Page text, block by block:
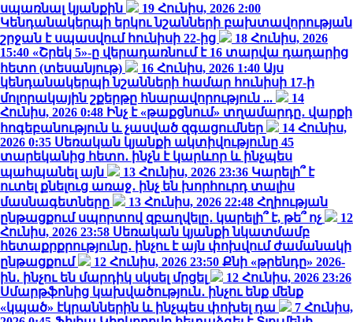
սպառնալ կյանքին
19 Հունիս, 2026 2:00
Կենդանակերպի երկու նշանների բախտավորության
շրջան է սպասվում հունիսի 22-ից
18 Հունիս, 2026
15:40 «Շրեկ 5»-ը վերադառնում է 16 տարվա դադարից
հետո (տեսանյութ)
16 Հունիս, 2026 1:40 Այս
կենդանակերպի նշանների համար հունիսի 17-ի
մոլորակային շքերթը հնարավորություն ...
14
Հունիս, 2026 0:48 Ինչ է «թաքցնում» տղամարդը․ վարքի
հոգեբանություն և չասված զգացումներ
14 Հունիս,
2026 0:35 Սեռական կյանքի ակտիվությունը 45
տարեկանից հետո․ ինչն է կարևոր և ինչպես
պահպանել այն
13 Հունիս, 2026 23:36 Կարելի՞ է
ուտել քնելուց առաջ․ ինչ են խորհուրդ տալիս
մասնագետները
13 Հունիս, 2026 22:48 Հղիության
ընթացքում սպորտով զբաղվելը․ կարելի՞ է, թե՞ ոչ
12
Հունիս, 2026 23:58 Սեռական կյանքի նկատմամբ
հետաքրքրությունը․ ինչու է այն փոխվում ժամանակի
ընթացքում
12 Հունիս, 2026 23:50 Քնի «թրենդը» 2026-
ին․ ինչու են մարդիկ սկսել մրցել
12 Հունիս, 2026 23:26
Սմարթֆոնից կախվածություն․ ինչու ենք մենք
«կպած» էկրաններին և ինչպես փոխել դա
7 Հունիս,